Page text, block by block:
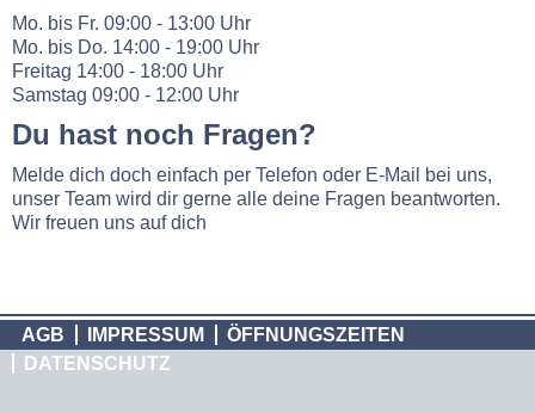
Mo. bis Fr. 09:00 - 13:00 Uhr
Mo. bis Do. 14:00 - 19:00 Uhr
Freitag 14:00 - 18:00 Uhr
Samstag 09:00 - 12:00 Uhr
Du hast noch Fragen?
Melde dich doch einfach per Telefon oder E-Mail bei uns,
unser Team wird dir gerne alle deine Fragen beantworten.
Wir freuen uns auf dich
AGB IMPRESSUM
ÖFFNUNGSZEITEN
DATENSCHUTZ